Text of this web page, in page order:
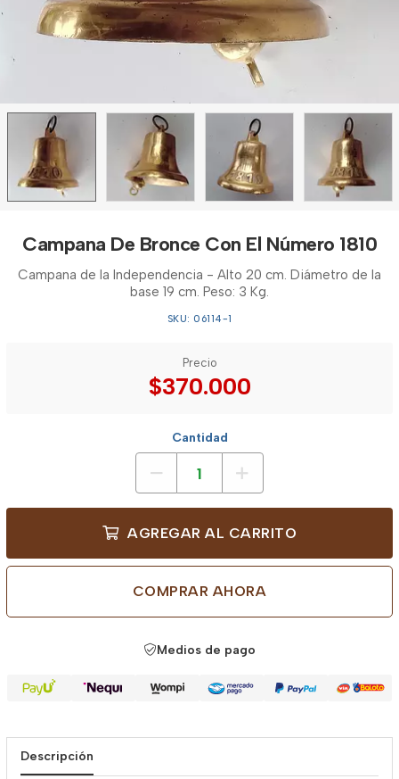
Campana De Bronce Con El Número 1810
Campana de la Independencia - Alto 20 cm. Diámetro de la
base 19 cm. Peso: 3 Kg.
SKU: 06114-1
Precio
$370.000
Cantidad
AGREGAR AL CARRITO
COMPRAR AHORA
Medios de pago
Descripción